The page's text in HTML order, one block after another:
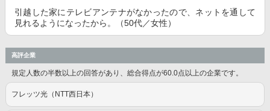
引越した家にテレビアンテナがなかったので、ネットを通して
見れるようになったから。（50代／女性）
高評企業
規定人数の半数以上の回答があり、総合得点が60.0点以上の企業です。
フレッツ光（NTT西日本）